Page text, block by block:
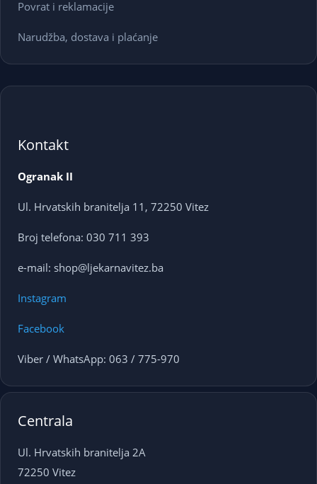
Povrat i reklamacije
Narudžba, dostava i plaćanje
Kontakt
Ogranak II
Ul. Hrvatskih branitelja 11, 72250 Vitez
Broj telefona: 030 711 393
e-mail: shop@ljekarnavitez.ba
Instagram
Facebook
Viber / WhatsApp: 063 / 775-970
Centrala
Ul. Hrvatskih branitelja 2A
72250 Vitez